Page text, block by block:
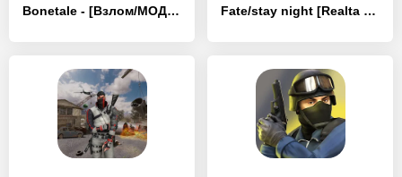
Bonetale - [Взлом/МОД Меню] Fate/stay night [Realta Nua] - [Взлом/МОД Меню]